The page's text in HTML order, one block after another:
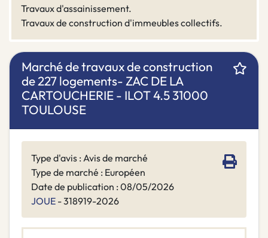
Travaux d'assainissement.
Travaux de construction d'immeubles collectifs.
Marché de travaux de construction
de 227 logements- ZAC DE LA
CARTOUCHERIE - ILOT 4.5 31000
TOULOUSE
Type d'avis : Avis de marché
Type de marché : Européen
Date de publication : 08/05/2026
JOUE - 318919-2026